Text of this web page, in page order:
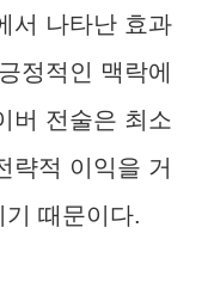
서 나타난 효과
정적인 맥락에
버 전술은 최소
략적 이익을 거
때문이다.